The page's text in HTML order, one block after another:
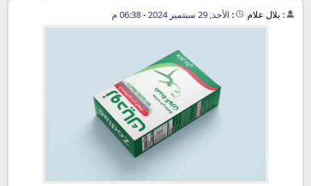
: بلال علام : الأحد, 29 سبتمبر 2024 - 06:38 م